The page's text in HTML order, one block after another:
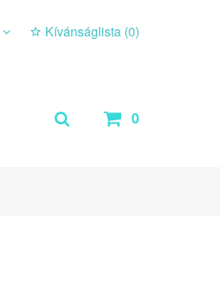
Kívánságlista (0)
0